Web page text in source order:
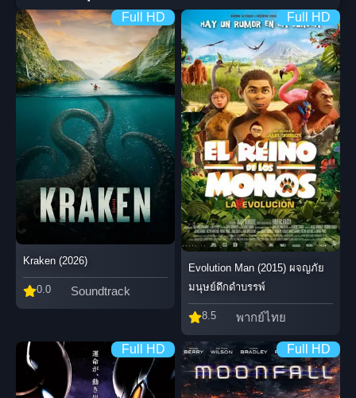
Full HD
Kraken (2026)
0.0 Soundtrack
Full HD
Evolution Man (2015) ผจญภัย
มนุษย์ดึกดำบรรพ์
8.5 พากย์ไทย
Full HD Full HD